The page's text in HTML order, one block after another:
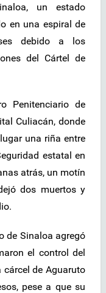
un estado
en una espiral de
debido a los
del Cártel de
Penitenciario de
Culiacán, donde
una riña entre
estatal en
atrás, un motín
dos muertos y
de Sinaloa agregó
el control del
cárcel de Aguaruto
pese a que su